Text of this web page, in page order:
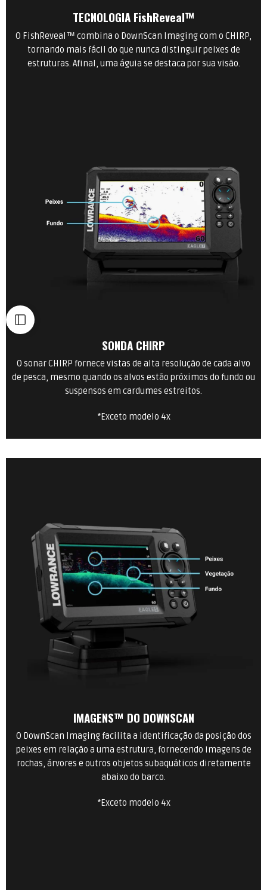
TECNOLOGIA FishReveal™
O FishReveal™ combina o DownScan Imaging com o CHIRP,
tornando mais fácil do que nunca distinguir peixes de
estruturas. Afinal, uma águia se destaca por sua visão.
SONDA CHIRP
O sonar CHIRP fornece vistas de alta resolução de cada alvo
de pesca, mesmo quando os alvos estão próximos do fundo ou
suspensos em cardumes estreitos.
*Exceto modelo 4x
IMAGENS™ DO DOWNSCAN
O DownScan Imaging facilita a identificação da posição dos
peixes em relação a uma estrutura, fornecendo imagens de
rochas, árvores e outros objetos subaquáticos diretamente
abaixo do barco.
*Exceto modelo 4x